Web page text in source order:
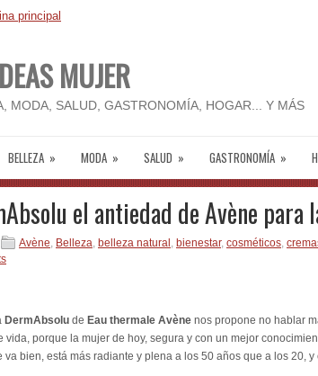
principal
MUJER
MODA, SALUD, GASTRONOMÍA, HOGAR... Y MÁS
BELLEZA » MODA » SALUD » GASTRONOMÍA »
el antiedad de Avène para
Avène, Belleza, belleza natural , bienestar, cosméticos,
DermAbsolu de Eau thermale Avène nos propone no hablar
vida, porque la mujer de hoy, segura y con un mejor
va bien, está más radiante y plena a los 50 años que a los 20, y